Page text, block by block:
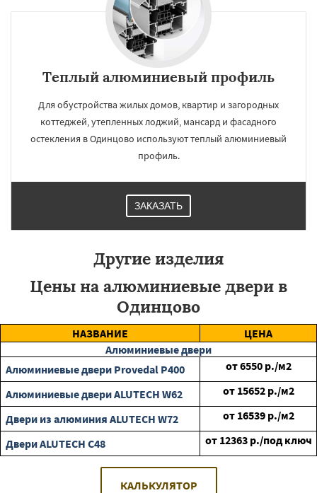
Теплый алюминиевый профиль
Для обустройства жилых домов, квартир и загородных
коттеджей, утепленных лоджий, мансард и фасадного
остекления в Одинцово используют теплый алюминиевый
профиль.
ЗАКАЗАТЬ
Другие изделия
Цены на алюминиевые двери в
Одинцово
НАЗВАНИЕ
ЦЕНА
Алюминиевые двери
Алюминиевые двери Provedal P400
от6550 р./м2
Алюминиевые двери ALUTECH W62
от 15652 р./м2
Двери из алюминия ALUTECH W72
от 16539 р./м2
Двери ALUTECH С48
от 12363 р./под ключ
КАЛЬКУЛЯТОР